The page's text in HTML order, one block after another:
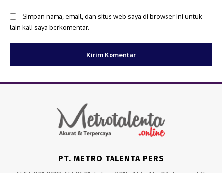
Simpan nama, email, dan situs web saya di browser ini untuk
lain kali saya berkomentar.
PT. METRO TALENTA PERS